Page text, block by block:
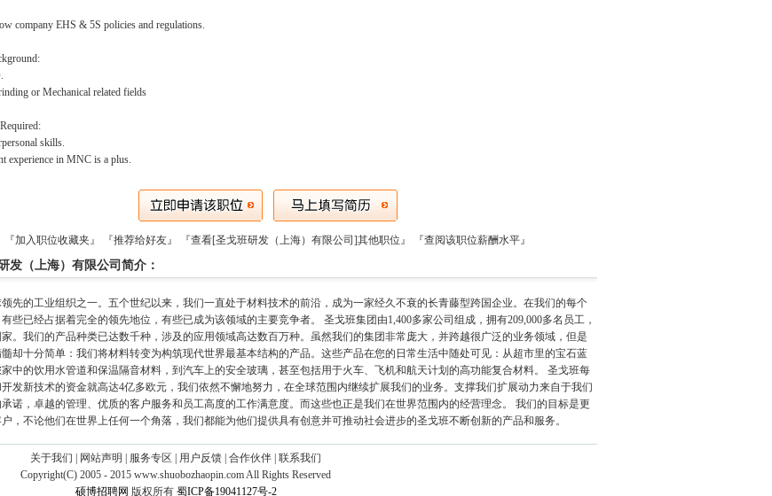
company EHS & 5S policies and regulations.
or Mechanical related fields
skills.
experience in MNC is a plus.
『加入职位收藏夹』 『推荐给好友』 『查看[圣戈班研发（上海）有限公司]其他职位』 『查阅该职位薪酬水平』
发（上海）有限公司简介：
先的工业组织之一。五个世纪以来，我们一直处于材料技术的前沿，成为一家经久不衰的长青藤型跨国企业。在我们的每个
些已经占据着完全的领先地位，有些已成为该领域的主要竞争者。 圣戈班集团由1,400多家公司组成，拥有209,000多名员工，
。我们的产品种类已达数千种，涉及的应用领域高达数百万种。虽然我们的集团非常庞大，并跨越很广泛的业务领域，但是
却十分简单：我们将材料转变为构筑现代世界最基本结构的产品。这些产品在您的日常生活中随处可见：从超市里的宝石蓝
中的饮用水管道和保温隔音材料，到汽车上的安全玻璃，甚至包括用于火车、飞机和航天计划的高功能复合材料。 圣戈班每
发新技术的资金就高达4亿多欧元，我们依然不懈地努力，在全球范围内继续扩展我们的业务。支撑我们扩展动力来自于我们
诺，卓越的管理、优质的客户服务和员工高度的工作满意度。而这些也正是我们在世界范围内的经营理念。 我们的目标是更
，不论他们在世界上任何一个角落，我们都能为他们提供具有创意并可推动社会进步的圣戈班不断创新的产品和服务。
关于我们 网站声明 服务专区 用户反馈 合作伙伴 联系我们
Copyright(C) 2005 - 2015 www.shuobozhaopin.com All Rights Reserved
硕博招聘网 版权所有 蜀ICP备19041127号-2